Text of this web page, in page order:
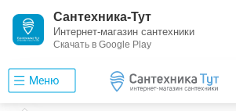
Сантехника-Тут
Интернет-магазин сантехники
Скачать в Google Play
Меню